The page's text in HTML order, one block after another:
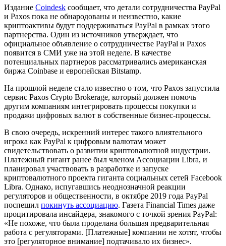
Издание Coindesk сообщает, что детали сотрудничества PayPal
и Paxos пока не обнародованы и неизвестно, какие
криптоактивы будут поддерживаться PayPal в рамках этого
партнерства. Один из источников утверждает, что
официальное объявление о сотрудничестве PayPal и Paxos
появится в СМИ уже на этой неделе. В качестве
потенциальных партнеров рассматривались американская
биржа Coinbase и европейская Bitstamp.
На прошлой неделе стало известно о том, что Paxos запустила
сервис Paxos Crypto Brokerage, который должен помочь
другим компаниям интегрировать процессы покупки и
продажи цифровых валют в собственные бизнес-процессы.
В свою очередь, искренний интерес такого влиятельного
игрока как PayPal к цифровым валютам может
свидетельствовать о развитии криптовалютной индустрии.
Платежный гигант ранее был членом Ассоциации Libra, и
планировал участвовать в разработке и запуске
криптовалютного проекта гиганта социальных сетей Facebook
Libra. Однако, испугавшись неоднозначной реакции
регуляторов и общественности, в октябре 2019 года PayPal
поспешил покинуть ассоциацию. Газета Financial Times даже
процитировала инсайдера, знакомого с точкой зрения PayPal:
«Не похоже, что была проделана большая предварительная
работа с регуляторами. [Платежные] компании не хотят, чтобы
это [регуляторное внимание] подтачивало их бизнес».